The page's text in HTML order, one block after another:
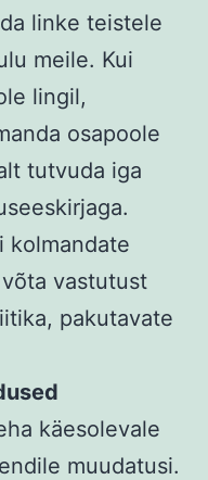
linke teistele
meile. Kui
lingil,
osapoole
tutvuda iga
kolmandate
vastutust
pakutavate
käesolevale
muudatusi.